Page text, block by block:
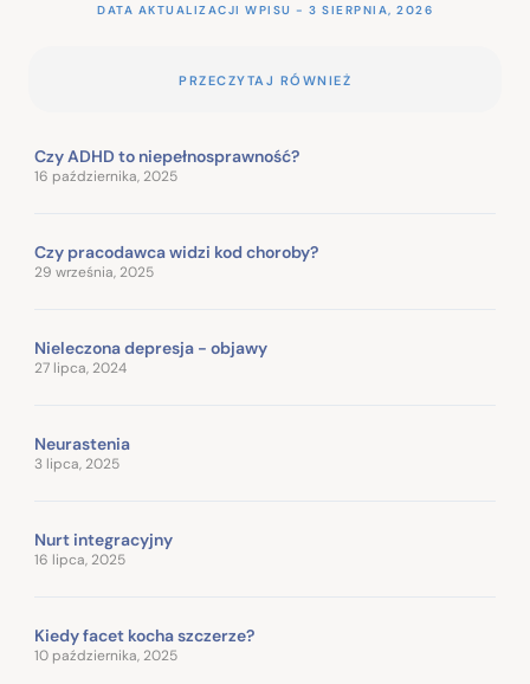
DATA AKTUALIZACJI WPISU - 3 SIERPNIA, 2026
PRZECZYTAJ RÓWNIEŻ
Czy ADHD to niepełnosprawność?
16 października, 2025
Czy pracodawca widzi kod choroby?
29 września, 2025
Nieleczona depresja - objawy
27 lipca, 2024
Neurastenia
3 lipca, 2025
Nurt integracyjny
16 lipca, 2025
Kiedy facet kocha szczerze?
10 października, 2025